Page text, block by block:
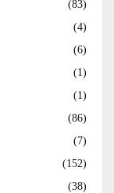
(83)
(4)
(6)
(1)
(1)
(86)
(7)
(152)
(38)